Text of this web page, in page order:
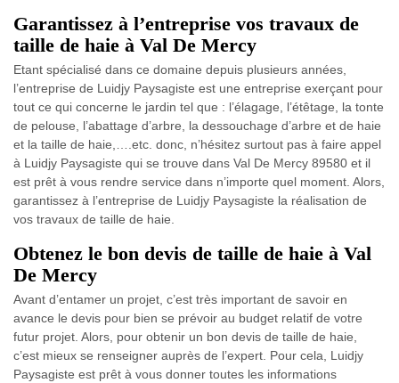
Garantissez à l’entreprise vos travaux de
taille de haie à Val De Mercy
Etant spécialisé dans ce domaine depuis plusieurs années,
l’entreprise de Luidjy Paysagiste est une entreprise exerçant pour
tout ce qui concerne le jardin tel que : l’élagage, l’étêtage, la tonte
de pelouse, l’abattage d’arbre, la dessouchage d’arbre et de haie
et la taille de haie,….etc. donc, n’hésitez surtout pas à faire appel
à Luidjy Paysagiste qui se trouve dans Val De Mercy 89580 et il
est prêt à vous rendre service dans n’importe quel moment. Alors,
garantissez à l’entreprise de Luidjy Paysagiste la réalisation de
vos travaux de taille de haie.
Obtenez le bon devis de taille de haie à Val
De Mercy
Avant d’entamer un projet, c’est très important de savoir en
avance le devis pour bien se prévoir au budget relatif de votre
futur projet. Alors, pour obtenir un bon devis de taille de haie,
c’est mieux se renseigner auprès de l’expert. Pour cela, Luidjy
Paysagiste est prêt à vous donner toutes les informations